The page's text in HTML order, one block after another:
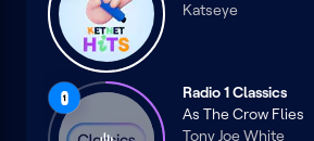
Katseye
Radio
1
Radio 1 Classics
As The Crow Flies
Tony Joe White